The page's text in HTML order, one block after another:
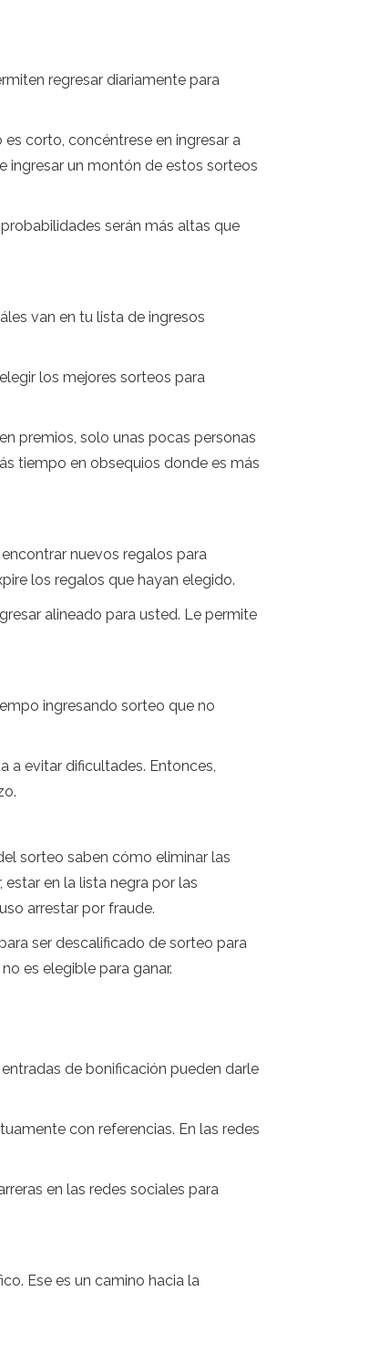
regresar diariamente para
corto, concéntrese en ingresar a
ingresar un montón de estos sorteos
serán más altas que
van en tu lista de ingresos
los mejores sorteos para
premios, solo unas pocas personas
tiempo en obsequios donde es más
nuevos regalos para
los regalos que hayan elegido.
alineado para usted. Le permite
ingresando sorteo que no
a evitar dificultades. Entonces,
sorteo saben cómo eliminar las
en la lista negra por las
arrestar por fraude.
ser descalificado de sorteo para
es elegible para ganar.
de bonificación pueden darle
con referencias. En las redes
en las redes sociales para
Ese es un camino hacia la